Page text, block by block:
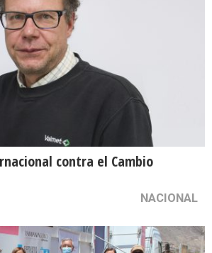
contra el Cambio
NACIONAL